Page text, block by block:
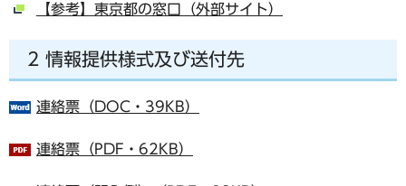
【参考】東京都の窓口（外部サイト）
2 情報提供様式及び送付先
連絡票（DOC・39KB）
連絡票（PDF・62KB）